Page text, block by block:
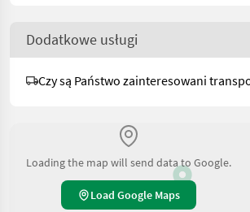
Dodatkowe usługi
Czy są Państwo zainteresowani
Loading the map will send data to Google.
Load Google Maps